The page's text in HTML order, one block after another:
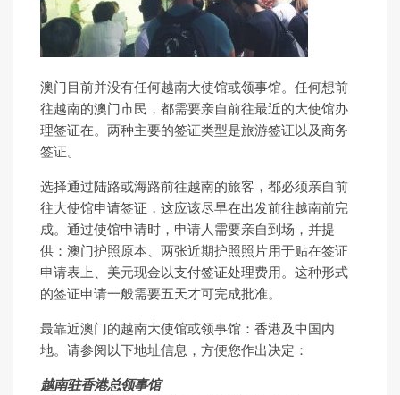
澳门目前并没有任何越南大使馆或领事馆。任何想前
往越南的澳门市民，都需要亲自前往最近的大使馆办
理签证在。两种主要的签证类型是旅游签证以及商务
签证。
选择通过陆路或海路前往越南的旅客，都必须亲自前
往大使馆申请签证，这应该尽早在出发前往越南前完
成。通过使馆申请时，申请人需要亲自到场，并提
供：澳门护照原本、两张近期护照照片用于贴在签证
申请表上、美元现金以支付签证处理费用。这种形式
的签证申请一般需要五天才可完成批准。
最靠近澳门的越南大使馆或领事馆：香港及中国内
地。请参阅以下地址信息，方便您作出决定：
越南驻香港总领事馆